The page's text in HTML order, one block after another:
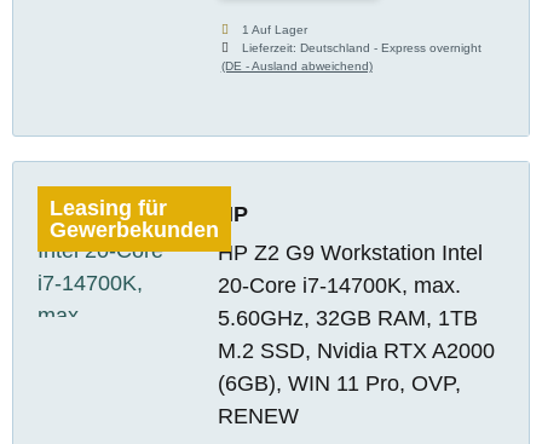
1 Auf Lager
Lieferzeit:Deutschland - Express overnight
(DE - Ausland abweichend)
Leasing für
Gewerbekunden
HP
HP Z2 G9 Workstation Intel
20-Core i7-14700K, max.
5.60GHz, 32GB RAM, 1TB
M.2 SSD, Nvidia RTX A2000
(6GB), WIN 11 Pro, OVP,
RENEW